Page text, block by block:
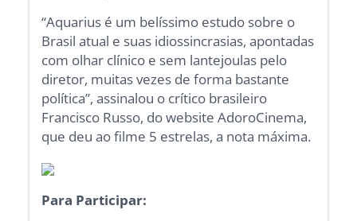
“Aquarius é um belíssimo estudo sobre o
Brasil atual e suas idiossincrasias, apontadas
com olhar clínico e sem lantejoulas pelo
diretor, muitas vezes de forma bastante
política”, assinalou o crítico brasileiro
Francisco Russo, do website AdoroCinema,
que deu ao filme 5 estrelas, a nota máxima.
Para Participar: